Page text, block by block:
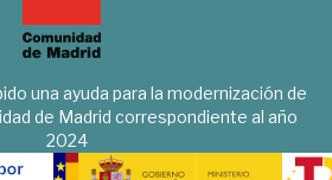
una ayuda para la modernización de
de Madrid correspondiente al año
2024